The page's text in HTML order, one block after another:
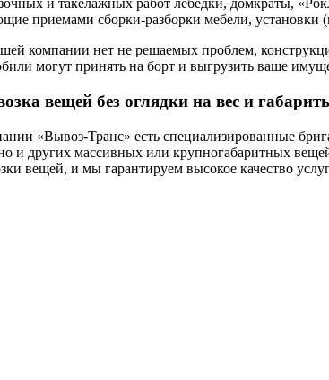
и такелажных работ лебедки, домкраты,
приемами сборки-разборки мебели,
компании нет не решаемых проблем,
могут принять на борт и выгрузить ваше
вещей без оглядки на вес и
«Вывоз-Транс» есть специализированные
и других массивных или крупногабаритных
вещей, и мы гарантируем высокое качество